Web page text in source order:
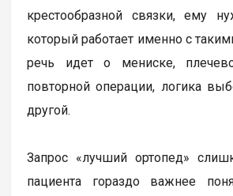
крестообразной связки, ему
который работает именно с
речь идет о мениске,
повторной операции, логика
другой.
Запрос «лучший ортопед»
пациента гораздо важнее